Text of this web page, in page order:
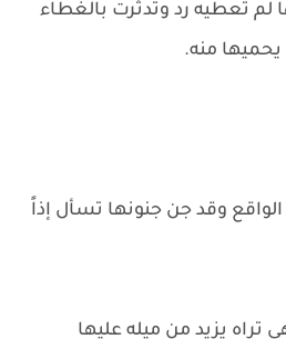
لم تعطيه رد وتدثرت بالغطاء
يحميها منه.
وقد جن جنونها تسأل إذاً
يزيد من ميله عليها